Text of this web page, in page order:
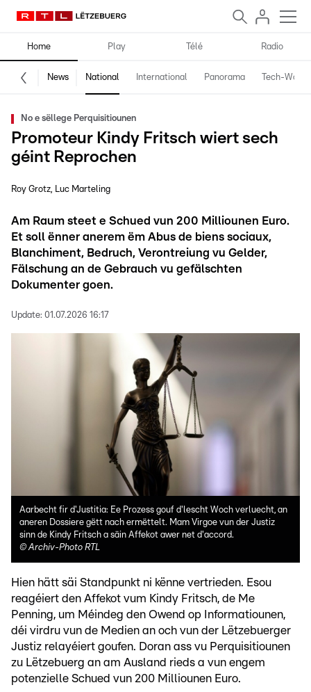
Home Play Télé Radio
News National International Panorama Tech-World
No e sëllege Perquisitiounen
Promoteur Kindy Fritsch wiert sech
géint Reprochen
Roy Grotz Luc Marteling
Am Raum steet e Schued vun 200 Milliounen Euro.
Et soll ënner anerem ëm Abus de biens sociaux,
Blanchiment, Bedruch, Verontreiung vu Gelder,
Fälschung an de Gebrauch vu gefälschten
Dokumenter goen.
Update: 01.07.2026 16:17
Aarbecht fir d'Justitia: Ee Prozess gouf d'lescht Woch verluecht, an
aneren Dossiere gëtt nach ermëttelt. Mam Virgoe vun der Justiz
sinn de Kindy Fritsch a säin Affekot awer net d'accord.
©Archiv-Photo RTL
Hien hätt säi Standpunkt ni kënne vertrieden. Esou
reagéiert den Affekot vum Kindy Fritsch, de Me
Penning, um Méindeg den Owend op Informatiounen,
déi virdru vun de Medien an och vun der Lëtzebuerger
Justiz relayéiert goufen. Doran ass vu Perquisitiounen
zu Lëtzebuerg an am Ausland rieds a vun engem
potenzielle Schued vun 200 Milliounen Euro.